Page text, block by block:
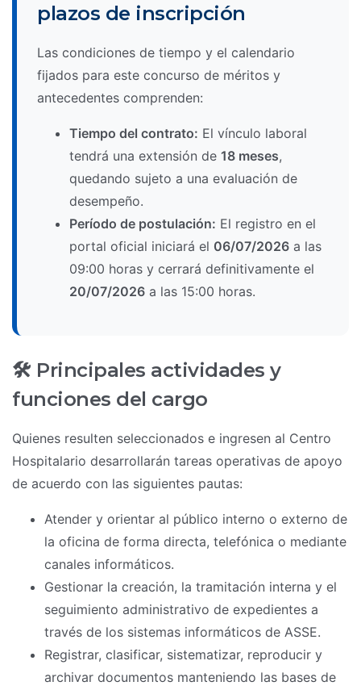
plazos de inscripción
Las condiciones de tiempo y el calendario
fijados para este concurso de méritos y
antecedentes comprenden:
Tiempo del contrato: El vínculo laboral
tendrá una extensión de 18 meses,
quedando sujeto a una evaluación de
desempeño.
Período de postulación: El registro en el
portal oficial iniciará el 06/07/2026 a las
09:00 horas y cerrará definitivamente el
20/07/2026 a las 15:00 horas.
🛠️ Principales actividades y
funciones del cargo
Quienes resulten seleccionados e ingresen al Centro
Hospitalario desarrollarán tareas operativas de apoyo
de acuerdo con las siguientes pautas:
Atender y orientar al público interno o externo de
la oficina de forma directa, telefónica o mediante
canales informáticos.
Gestionar la creación, la tramitación interna y el
seguimiento administrativo de expedientes a
través de los sistemas informáticos de ASSE.
Registrar, clasificar, sistematizar, reproducir y
archivar documentos manteniendo las bases de